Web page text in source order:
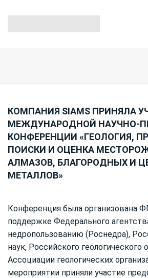
КОМПАНИЯ SIAMS ПРИНЯЛА
МЕЖДУНАРОДНОЙ НАУЧНО-
КОНФЕРЕНЦИИ «ГЕОЛОГИЯ,
ПОИСКИ И ОЦЕНКА
АЛМАЗОВ, БЛАГОРОДНЫХ И
МЕТАЛЛОВ»
Конференция была организована
поддержке Федерального
недропользованию (Роснедра),
наук, Российского геологического
Ассоциации геологических
мероприятии приняли участие